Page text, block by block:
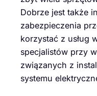
Dobrze jest także
zabezpieczenia
korzystać z usług
specjalistów przy
związanych z
systemu